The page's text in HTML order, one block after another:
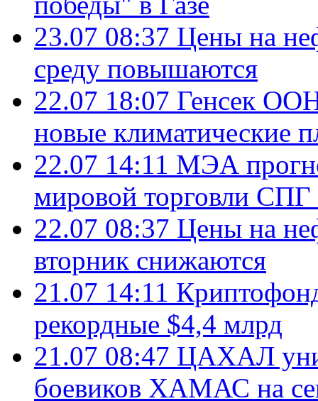
23.07 08:37 Цены на
среду повышаются
22.07 18:07 Генсек ООН
новые климатические
22.07 14:11 МЭА
мировой торговли СПГ
22.07 08:37 Цены на
вторник снижаются
21.07 14:11
рекордные $4,4 млрд
21.07 08:47 ЦАХАЛ
боевиков ХАМАС на